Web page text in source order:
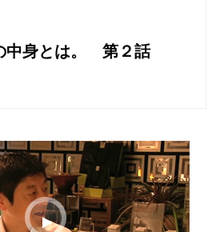
中身とは。 第２話